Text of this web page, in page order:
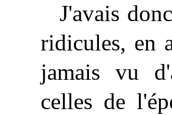
J'avais
ridicules, en
jamais vu
celles de